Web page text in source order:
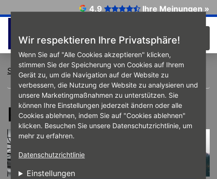
Wir respektieren Ihre Privatsphäre!
Wenn Sie auf "Alle Cookies akzeptieren" klicken,
stimmen Sie der Speicherung von Cookies auf Ihrem
Gerät zu, um die Navigation auf der Website zu
verbessern, die Nutzung der Website zu analysieren und
unsere Marketingmaßnahmen zu unterstützen. Sie
können Ihre Einstellungen jederzeit ändern oder alle
Cookies ablehnen, indem Sie auf "Cookies ablehnen"
klicken. Besuchen Sie unsere Datenschutzrichtlinie, um
mehr zu erfahren.
Datenschutzrichtlinie
Einstellungen
4.9 Ihre Meinungen »
Startseite Reifen
Reifen